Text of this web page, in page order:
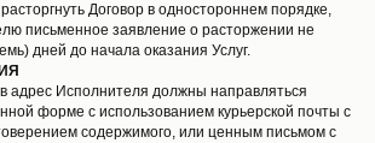
Договор в одностороннем порядке,
письменное заявление о расторжении не
дней до начала оказания Услуг.
адрес Исполнителя должны направляться
форме с использованием курьерской почты с
содержимого, или ценным письмом с